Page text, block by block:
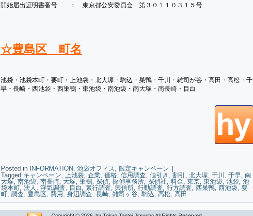
開始届出証明書番号 ： 東京都公安委員会 第３０１１０３１５号
☆豊島区 町名
池袋・池袋本町・要町・上池袋・北大塚・駒込・巣鴨・千川・雑司が谷・高田・高松・千
早・長崎・西池袋・西巣鴨・東池袋・南池袋・南大塚・南長崎・目白
Posted in INFORMATION, 池袋オフィス, 限定キャンペーン
Tagged キャンペーン, 上池袋, 企業, 価格, 信用調査, 値引き , 割引 , 北大塚, 千川 , 千早, 南
大塚, 南池袋, 南長崎, 大塚, 巣鴨, 探偵, 探偵事務所, 探偵社, 料金, 東京, 東池袋, 池袋, 池
袋本町, 法人 , 浮気調査, 目白 , 素行調査, 興信所, 行動調査, 行方調査, 西巣鴨, 西池袋, 要
町, 調査, 豊島区, 費用 , 身辺調査, 長崎, 雑司ヶ谷,駒込, 高松, 高田